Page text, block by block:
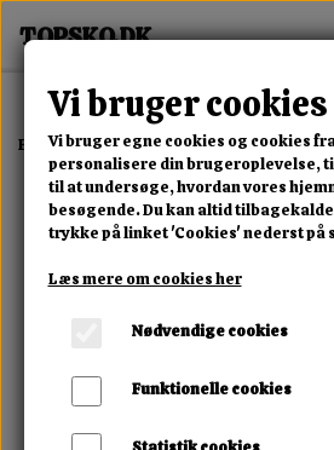
Forside Dame Alle Damesko Wild
Vi bruger cookies
Vi bruger egne cookies og cookies
personalisere din brugeroplevelse,
til at undersøge, hvordan vores
besøgende. Du kan altid
trykke på linket 'Cookies' nederst på
Læs mere om cookies her
Nødvendige cookies
Funktionelle cookies